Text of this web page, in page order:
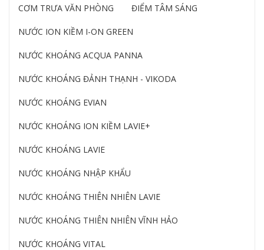
CƠM TRƯA VĂN PHÒNG ĐIỂM TÂM SÁNG
NƯỚC ION KIỀM I-ON GREEN
NƯỚC KHOÁNG ACQUA PANNA
NƯỚC KHOÁNG ĐẢNH THẠNH - VIKODA
NƯỚC KHOÁNG EVIAN
NƯỚC KHOÁNG ION KIỀM LAVIE+
NƯỚC KHOÁNG LAVIE
NƯỚC KHOÁNG NHẬP KHẨU
NƯỚC KHOÁNG THIÊN NHIÊN LAVIE
NƯỚC KHOÁNG THIÊN NHIÊN VĨNH HẢO
NƯỚC KHOÁNG VITAL